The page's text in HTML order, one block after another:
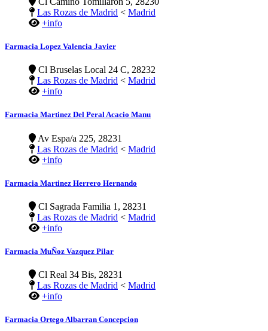
Las Rozas de Madrid < Madrid
+info
Farmacia Lopez Valencia Javier
Cl Bruselas Local 24 C, 28232
Las Rozas de Madrid < Madrid
+info
Farmacia Martinez Del Peral Acacio Manu
Av Espa/a 225, 28231
Las Rozas de Madrid < Madrid
+info
Farmacia Martinez Herrero Hernando
Cl Sagrada Familia 1, 28231
Las Rozas de Madrid < Madrid
+info
Farmacia MuÑoz Vazquez Pilar
Cl Real 34 Bis, 28231
Las Rozas de Madrid < Madrid
+info
Farmacia Ortego Albarran Concepcion